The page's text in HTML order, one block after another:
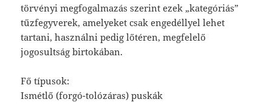
törvényi megfogalmazás szerint ezek „kategóriás”
tűzfegyverek, amelyeket csak engedéllyel lehet
tartani, használni pedig lőtéren, megfelelő
jogosultság birtokában.
Fő típusok:
Ismétlő (forgó-tolózáras) puskák